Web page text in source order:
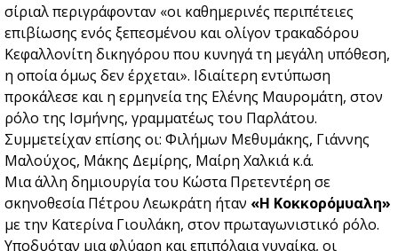
σίριαλ περιγράφονταν «οι καθημερινές περιπέτειες
επιβίωσης ενός ξεπεσμένου και ολίγον τρακαδόρου
Κεφαλλονίτη δικηγόρου που κυνηγά τη μεγάλη υπόθεση,
η οποία όμως δεν έρχεται». Ιδιαίτερη εντύπωση
προκάλεσε και η ερμηνεία της Ελένης Μαυρομάτη, στον
ρόλο της Ισμήνης, γραμματέως του Παρλάτου.
Συμμετείχαν επίσης οι: Φιλήμων Μεθυμάκης, Γιάννης
Μαλούχος, Μάκης Δεμίρης, Μαίρη Χαλκιά κ.ά.
Μια άλλη δημιουργία του Κώστα Πρετεντέρη σε
σκηνοθεσία Πέτρου Λεωκράτη ήταν «Η Κοκκορόμυαλη»
με την Κατερίνα Γιουλάκη, στον πρωταγωνιστικό ρόλο.
Υποδυόταν μια φλύαρη και επιπόλαια γυναίκα, οι